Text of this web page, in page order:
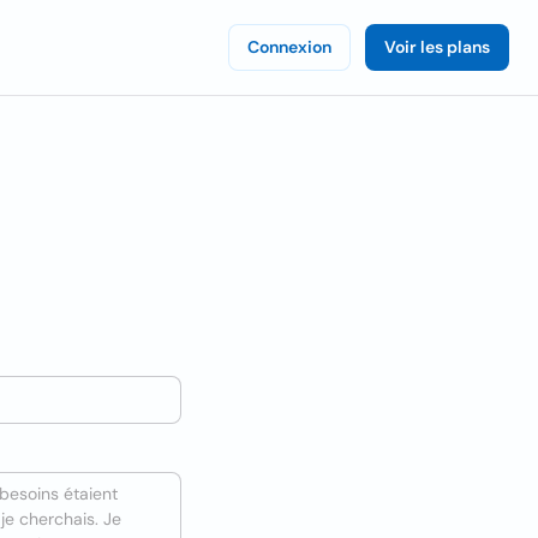
Connexion Voir les plans